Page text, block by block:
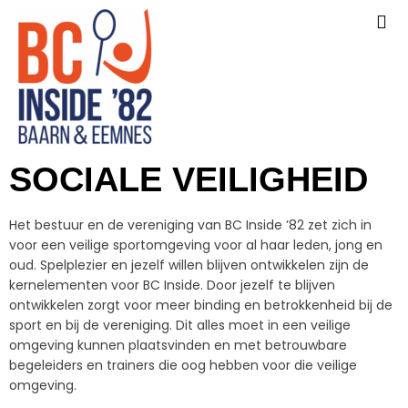
SOCIALE VEILIGHEID
Het bestuur en de vereniging van BC Inside ’82 zet zich in
voor een veilige sportomgeving voor al haar leden, jong en
oud. Spelplezier en jezelf willen blijven ontwikkelen zijn de
kernelementen voor BC Inside. Door jezelf te blijven
ontwikkelen zorgt voor meer binding en betrokkenheid bij de
sport en bij de vereniging. Dit alles moet in een veilige
omgeving kunnen plaatsvinden en met betrouwbare
begeleiders en trainers die oog hebben voor die veilige
omgeving.